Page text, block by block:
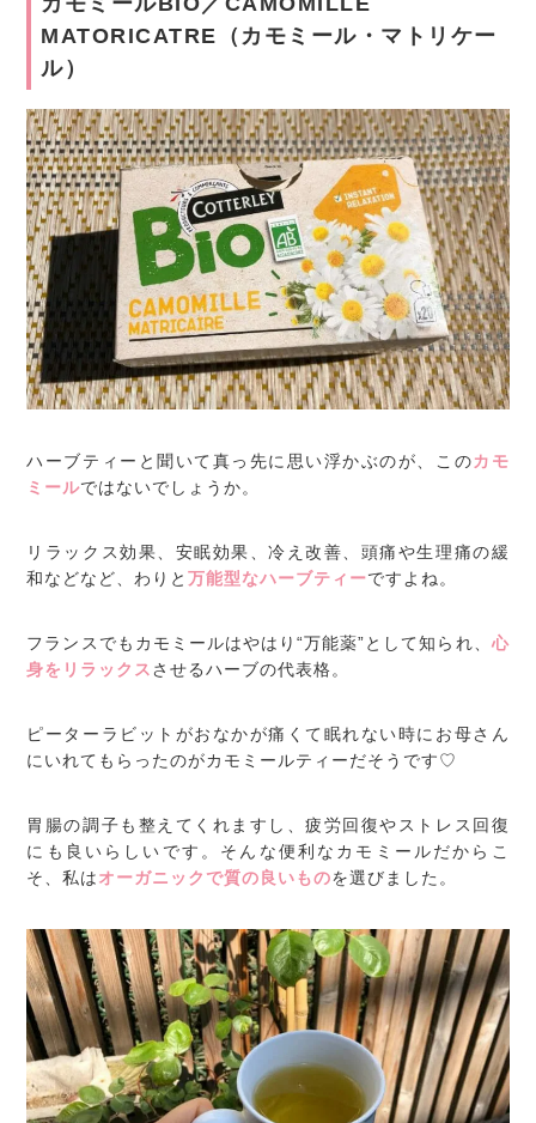
MATORICATRE（カモミール・マトリケー
ル）
ハーブティーと聞いて真っ先に思い浮かぶのが、このカモ
ミールではないでしょうか。
リラックス効果、安眠効果、冷え改善、頭痛や生理痛の緩
和などなど、わりと万能型なハーブティーですよね。
フランスでもカモミールはやはり“万能薬”として知られ、 心
身をリラックスさせるハーブの代表格。
ピーターラビットがおなかが痛くて眠れない時にお母さん
にいれてもらったのがカモミールティーだそうです♡
胃腸の調子も整えてくれますし、疲労回復やストレス回復
にも良いらしいです。そんな便利なカモミールだからこ
そ、私はオーガニックで質の良いものを選びました。